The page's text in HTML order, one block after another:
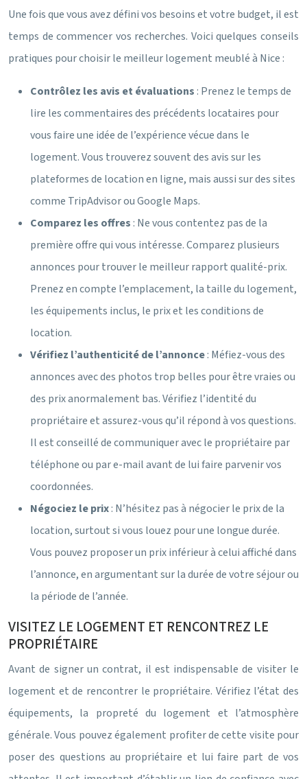
Une fois que vous avez défini vos besoins et votre budget, il est
temps de commencer vos recherches. Voici quelques conseils
pratiques pour choisir le meilleur logement meublé à Nice :
Contrôlez les avis et évaluations : Prenez le temps de
lire les commentaires des précédents locataires pour
vous faire une idée de l’expérience vécue dans le
logement. Vous trouverez souvent des avis sur les
plateformes de location en ligne, mais aussi sur des sites
comme TripAdvisor ou Google Maps.
Comparez les offres : Ne vous contentez pas de la
première offre qui vous intéresse. Comparez plusieurs
annonces pour trouver le meilleur rapport qualité-prix.
Prenez en compte l’emplacement, la taille du logement,
les équipements inclus, le prix et les conditions de
location.
Vérifiez l’authenticité de l’annonce: Méfiez-vous des
annonces avec des photos trop belles pour être vraies ou
des prix anormalement bas. Vérifiez l’identité du
propriétaire et assurez-vous qu’il répond à vos questions.
Il est conseillé de communiquer avec le propriétaire par
téléphone ou par e-mail avant de lui faire parvenir vos
coordonnées.
Négociez le prix: N’hésitez pas à négocier le prix de la
location, surtout si vous louez pour une longue durée.
Vous pouvez proposer un prix inférieur à celui affiché dans
l’annonce, en argumentant sur la durée de votre séjour ou
la période de l’année.
VISITEZ LE LOGEMENT ET RENCONTREZ LE
PROPRIÉTAIRE
Avant de signer un contrat, il est indispensable de visiter le
logement et de rencontrer le propriétaire. Vérifiez l’état des
équipements, la propreté du logement et l’atmosphère
générale. Vous pouvez également profiter de cette visite pour
poser des questions au propriétaire et lui faire part de vos